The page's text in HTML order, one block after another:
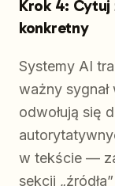
Krok 4: Cytuj
konkretny
Systemy AI
ważny
odwołują się
w tekście —
sekcji